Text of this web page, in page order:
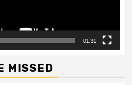
01:31
MISSED